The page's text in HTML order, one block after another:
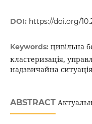
DOI: https://doi.org/
Keywords: цивільна
кластеризація,
надзвичайна ситуація
ABSTRACT